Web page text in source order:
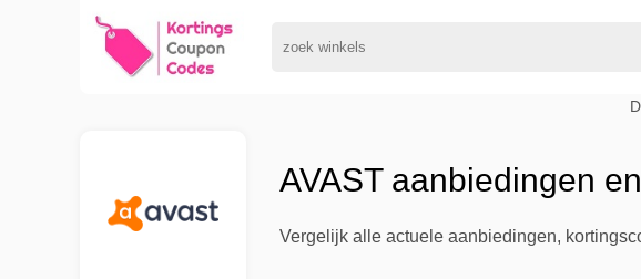
AVAST aanbiedingen
Vergelijk alle actuele aanbiedingen,